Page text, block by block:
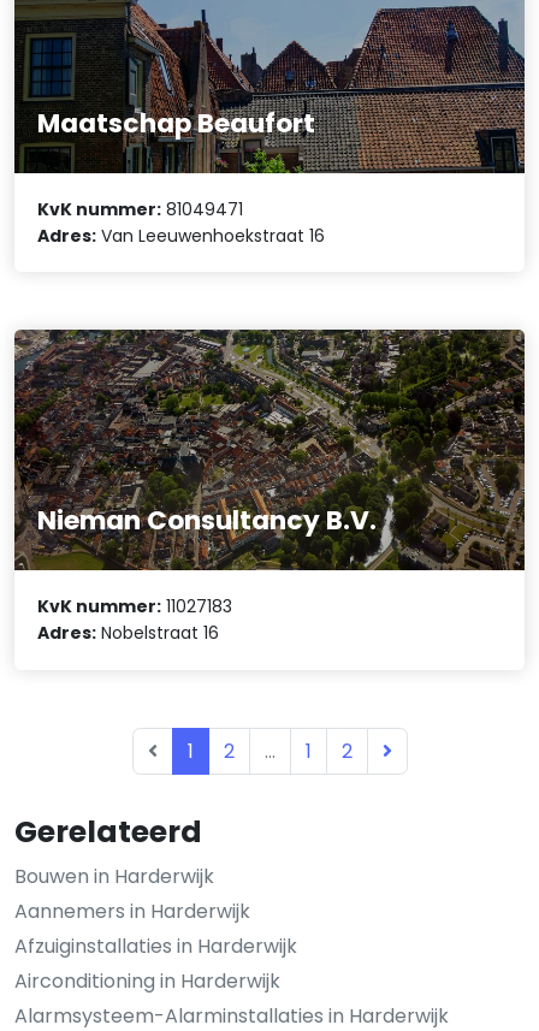
Gerelateerd
Bouwen in Harderwijk
Aannemers in Harderwijk
Afzuiginstallaties in Harderwijk
Airconditioning in Harderwijk
Alarmsysteem-Alarminstallaties in Harderwijk
Maatschap Beaufort
KvK nummer: 81049471
Adres: Van Leeuwenhoekstraat 16
Nieman Consultancy B.V.
KvK nummer: 11027183
Adres: Nobelstraat 16
1 2 ... 1 2